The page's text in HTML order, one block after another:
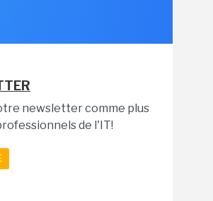
newsletter comme plus
de l'IT!